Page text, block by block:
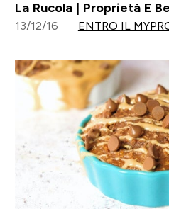
La Rucola | Proprietà E
13/12/16 ENTRO IL